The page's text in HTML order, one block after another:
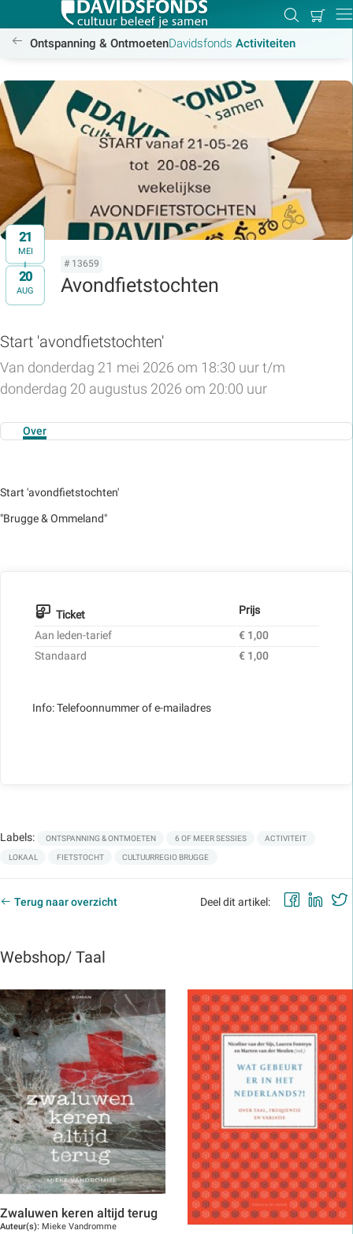
Zoeken
Mijn
/activiteiten
Ontspanning & OntmoetenDavidsfonds Activiteiten
21
MEI
t/m
20
AUG
# 13659
Avondfietstochten
Start 'avondfietstochten'
Van donderdag 21 mei 2026 om 18:30 uur t/m
donderdag 20 augustus 2026 om 20:00 uur
Over
Start 'avondfietstochten'
"Brugge & Ommeland"
Ticket
Prijs
Aan leden-tarief
€ 1,00
Standaard
€ 1,00
Info: Telefoonnummer of e-mailadres
Labels: ONTSPANNING & ONTMOETEN 6 OF MEER SESSIES ACTIVITEIT
LOKAAL FIETSTOCHT CULTUURREGIO BRUGGE
Terug naar overzicht Deel dit artikel:
Webshop/ Taal
Zwaluwen keren altijd terug
Auteur(s): Mieke Vandromme
Zoek:
Zoeken